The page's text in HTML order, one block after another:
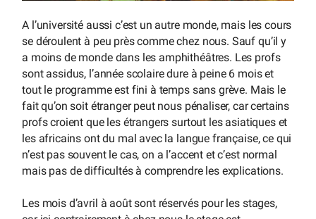
A l’université aussi c’est un autre monde, mais les cours
se déroulent à peu près comme chez nous. Sauf qu’il y
a moins de monde dans les amphithéâtres. Les profs
sont assidus, l’année scolaire dure à peine 6 mois et
tout le programme est fini à temps sans grève. Mais le
fait qu’on soit étranger peut nous pénaliser, car certains
profs croient que les étrangers surtout les asiatiques et
les africains ont du mal avec la langue française, ce qui
n’est pas souvent le cas, on a l’accent et c’est normal
mais pas de difficultés à comprendre les explications.
Les mois d’avril à août sont réservés pour les stages,